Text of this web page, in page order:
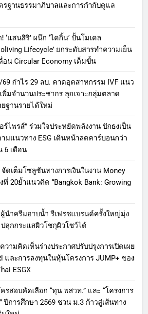
รฐานธรรมาภิบาลและการกำกับดูแล
‘แสนสิริ’ ผนึก ‘ไดกิ้น’ ปั้นโมเดล
Lifecycle’ ยกระดับสารทำความเย็น
น Circular Economy เต็มขั้น
69 กำไร 29 ลบ. คาดอุตสาหกรรม IVF แนว
มจำนวนประชากร ลุยเจาะกลุ่มตลาด
ยฐานรายได้ใหม่
ร์ไพรส์” ร่วมใจประหยัดพลังงาน ปักธงเป็น
มแนวทาง ESG เดินหน้าลดคาร์บอนกว่า
6 เดือน
ดเต็มโซลูชันทางการเงินในงาน Money
ที่ 20ย้ำแนวคิด “Bangkok Bank: Growing
นำครีมอาบน้ำ รีเฟรชแบรนด์ครั้งใหญ่มุ่ง
ปลุกกระแสผิวโชกุผิวโชว์ได้
วามคิดเห็นร่างประกาศปรับปรุงการเปิดเผย
และการลงทุนในหุ้นโครงการ JUMP+ ของ
ESGX
รสอบคัดเลือก “ทุน พสวท.” และ “โครงการ
ปีการศึกษา 2569 ชวน ม.3 ก้าวสู่เส้นทาง